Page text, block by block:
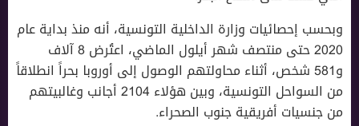
وبحسب إحصائيات وزارة الداخلية التونسية، أنه منذ بداية عام
2020 حتى منتصف شهر أيلول الماضي، اعتُرض 8 آلاف
و581 شخص، أثناء محاولتهم الوصول إلى أوروبا بحراً انطلاقاً
من السواحل التونسية، وبين هؤلاء 2104 أجانب وغالبيتهم
من جنسيات أفريقية جنوب الصحراء.